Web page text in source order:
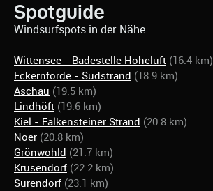
Spotguide
Windsurfspots in der Nähe
Wittensee - Badestelle Hoheluft (16.4 km)
Eckernförde - Südstrand (18.9 km)
Aschau (19.5 km)
Lindhöft (19.6 km)
Kiel - Falkensteiner Strand (20.8 km)
Noer (20.8 km)
Grönwohld (21.7 km)
Krusendorf (22.2 km)
Surendorf (23.1 km)